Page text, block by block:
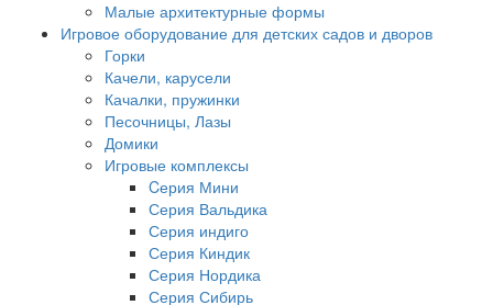
Малые архитектурные формы
Игровое оборудование для детских садов и дворов
Горки
Качели, карусели
Качалки, пружинки
Песочницы, Лазы
Домики
Игровые комплексы
Cерия Мини
Серия Вальдика
Серия индиго
Серия Киндик
Серия Нордика
Серия Сибирь